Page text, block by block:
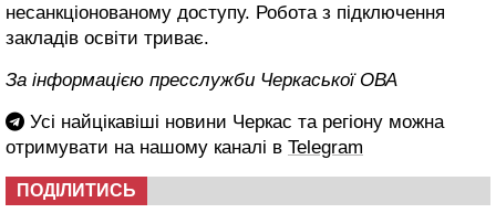
несанкціонованому доступу. Робота з підключення
закладів освіти триває.
За інформацією пресслужби Черкаської ОВА
Усі найцікавіші новини Черкас та регіону можна
отримувати на нашому каналі в Telegram
ПОДІЛИТИСЬ